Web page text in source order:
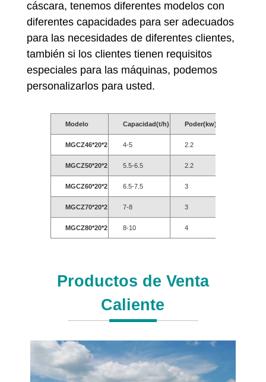
cáscara, tenemos diferentes modelos con
diferentes capacidades para ser adecuados
para las necesidades de diferentes clientes,
también si los clientes tienen requisitos
especiales para las máquinas, podemos
personalizarlos para usted.
Modelo Capacidad(t/h) Poder(kw)
MGCZ46*20*2 4-5 2.2
MGCZ50*20*2 5.5-6.5 2.2
MGCZ60*20*2 6.5-7.5 3
MGCZ70*20*2 7-8 3
MGCZ80*20*2 8-10 4
Productos de Venta
Caliente